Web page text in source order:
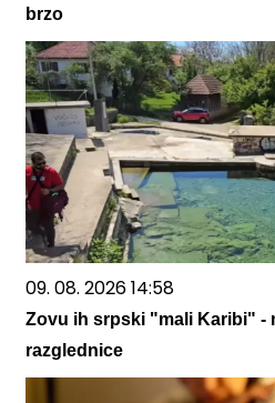
brzo
09. 08. 2026 14:58
Zovu ih srpski "mali Karibi" -
razglednice